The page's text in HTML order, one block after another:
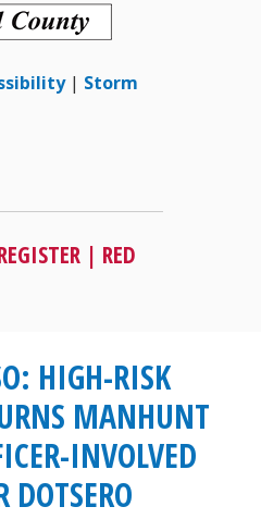
| Storm
| RED
HIGH-RISK
MANHUNT
INVOLVED
DOTSERO